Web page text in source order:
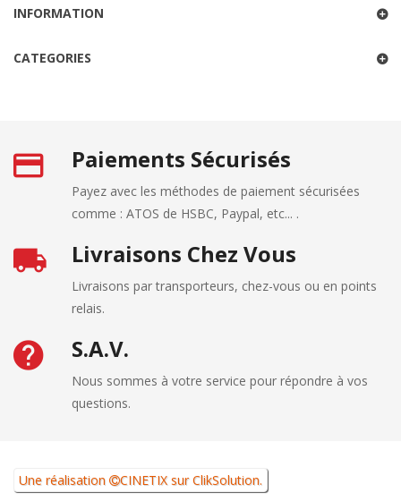
INFORMATION
CATEGORIES
Paiements Sécurisés
Payez avec les méthodes de paiement sécurisées
comme : ATOS de HSBC, Paypal, etc... .
Livraisons Chez Vous
Livraisons par transporteurs, chez-vous ou en points
relais.
S.A.V.
Nous sommes à votre service pour répondre à vos
questions.
Une réalisation CINETIX surClikSolution.